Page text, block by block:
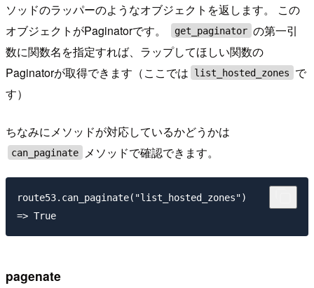
ソッドのラッパーのようなオブジェクトを返します。 この
オブジェクトがPaginatorです。
get_paginator の第一引
数に関数名を指定すれば、ラップしてほしい関数の
Paginatorが取得できます（ここでは
list_hosted_zones
で
す）
ちなみにメソッドが対応しているかどうかは
can_paginate メソッドで確認できます。
route53.can_paginate("list_hosted_zones")
pagenate